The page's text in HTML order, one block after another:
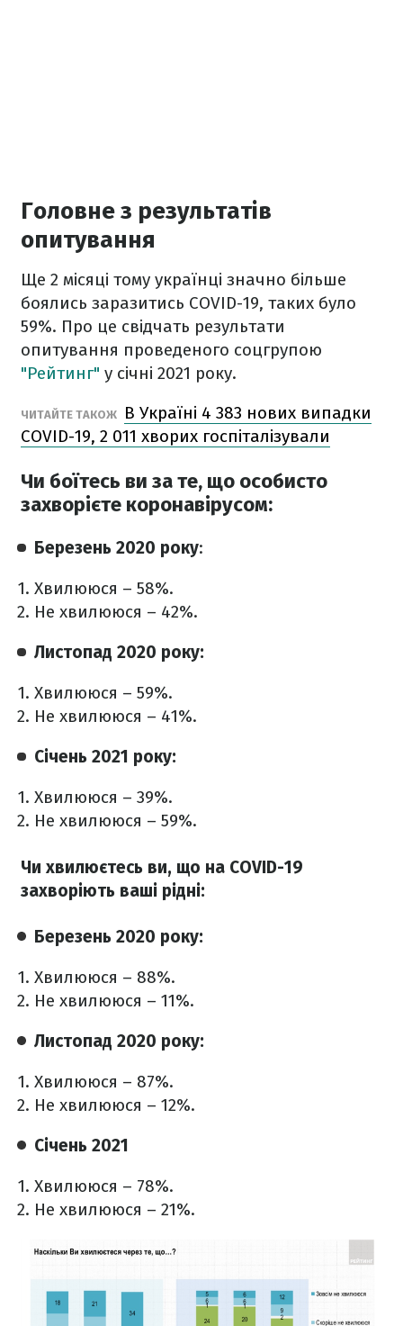
Головне з результатів
опитування
Ще 2 місяці тому українці значно більше
боялись заразитись COVID-19, таких було
59%. Про це свідчать результати
опитування проведеного соцгрупою
"Рейтинг" у січні 2021 року.
ЧИТАЙТЕ ТАКОЖ
В Україні 4 383 нових випадки
COVID-19, 2 011 хворих госпіталізували
Чи боїтесь ви за те, що особисто
захворієте коронавірусом:
Березень 2020 року:
Хвилююся – 58%.
Не хвилююся – 42%.
Листопад 2020 року:
Хвилююся – 59%.
Не хвилююся – 41%.
Січень 2021 року:
Хвилююся – 39%.
Не хвилююся – 59%.
Чи хвилюєтесь ви, що на COVID-19
захворіють ваші рідні:
Березень 2020 року:
Хвилююся – 88%.
Не хвилююся – 11%.
Листопад 2020 року:
Хвилююся – 87%.
Не хвилююся – 12%.
Січень 2021
Хвилююся – 78%.
Не хвилююся – 21%.